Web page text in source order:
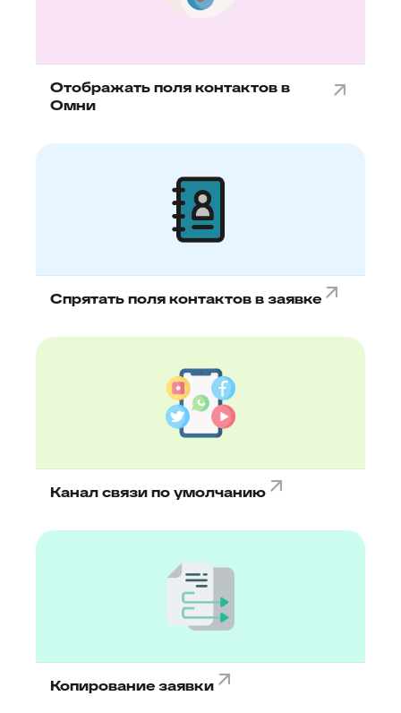
Отображать поля контактов в
Омни
Спрятать поля контактов в заявке
Канал связи по умолчанию
Копирование заявки